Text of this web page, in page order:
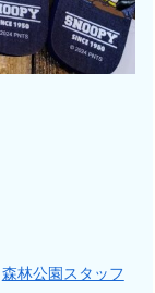
森林公園スタッフ